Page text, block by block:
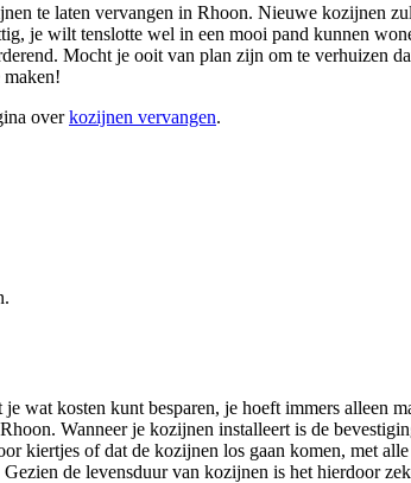
te laten vervangen in Rhoon. Nieuwe kozijnen
je wilt tenslotte wel in een mooi pand kunnen
Mocht je ooit van plan zijn om te verhuizen
overkozijnen vervangen.
wat kosten kunt besparen, je hoeft immers alleen
Wanneer je kozijnen installeert is de
kiertjes of dat de kozijnen los gaan komen, met
de levensduur van kozijnen is het hierdoor